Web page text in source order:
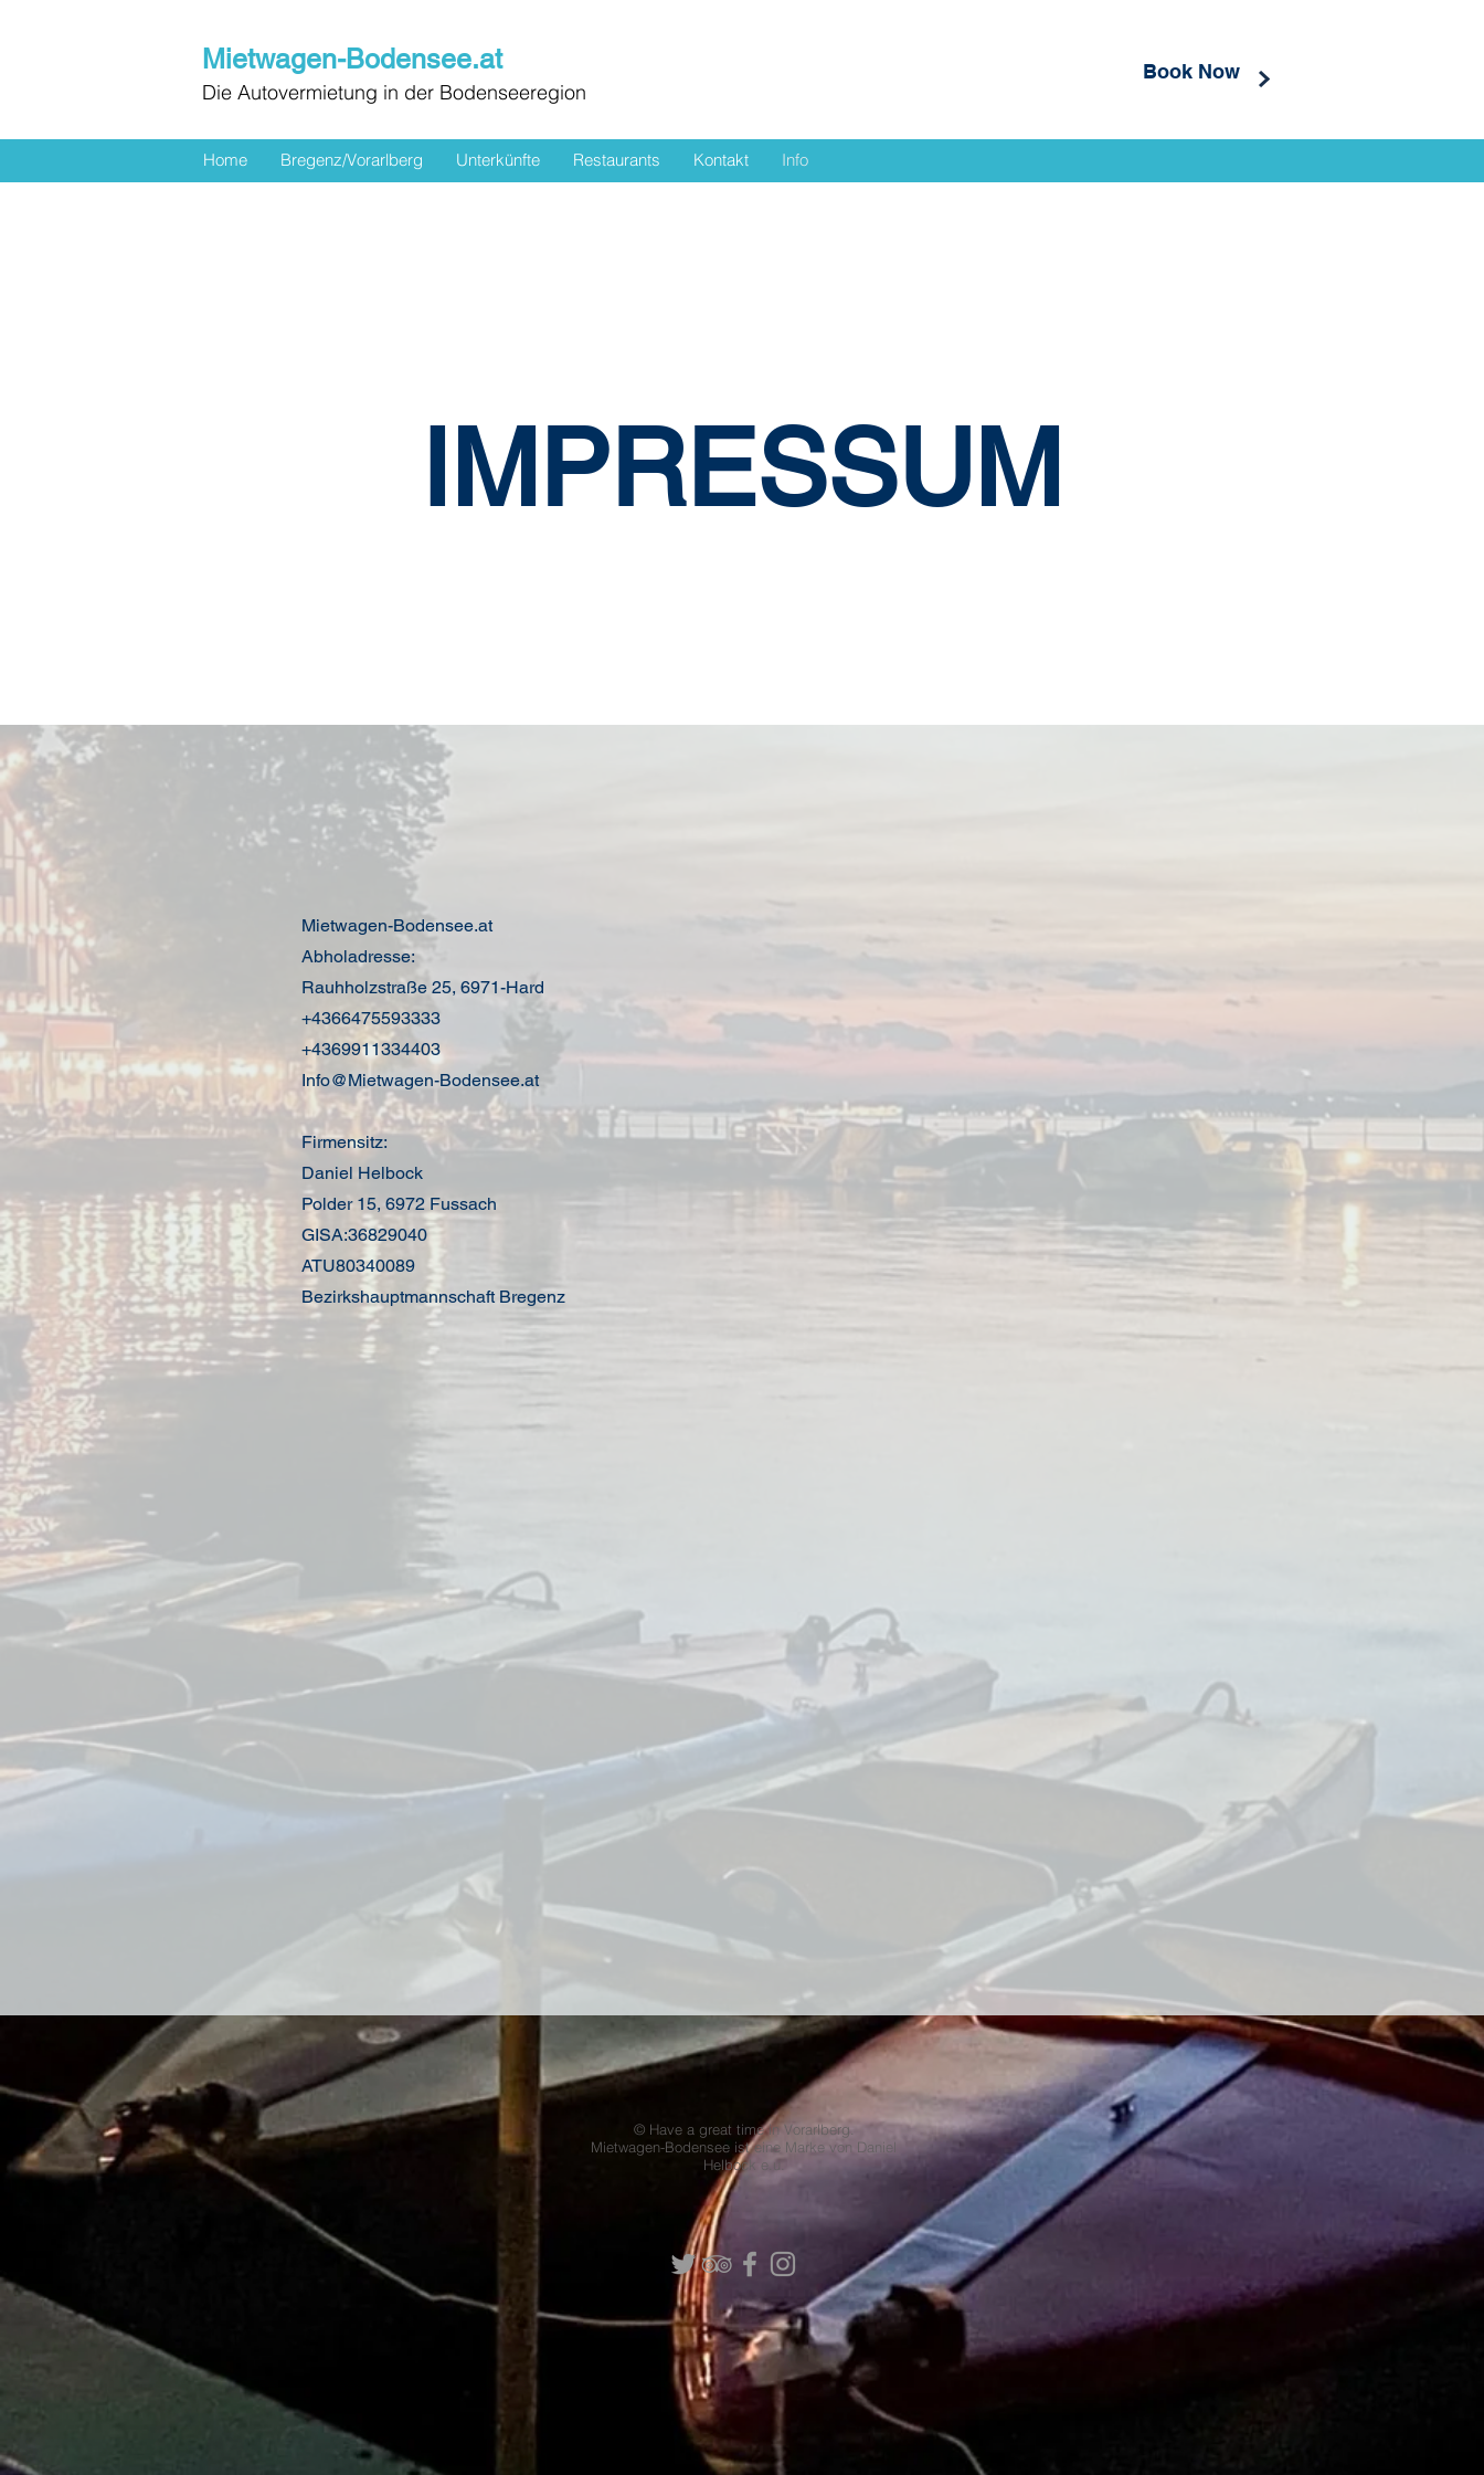
Mietwagen-Bodensee.at
Die Autovermietung in der Bodenseeregion
Book Now
Home Bregenz/Vorarlberg Unterkünfte Restaurants Kontakt Info
IMPRESSUM
Mietwagen-Bodensee.at
Abholadresse:
Rauhholzstraße 25, 6971-Hard
+4366475593333
+4369911334403
Info@Mietwagen-Bodensee.at
Firmensitz:
Daniel Helbock
Polder 15, 6972 Fussach
GISA:36829040
ATU80340089
Bezirkshauptmannschaft Bregenz
© Have a great time in Vorarlberg.
Mietwagen-Bodensee ist eine Marke von Daniel
Helbock e.u.